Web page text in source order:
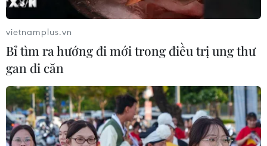
vietnamplus.vn
Bỉ tìm ra hướng đi mới trong điều trị ung thư
gan di căn